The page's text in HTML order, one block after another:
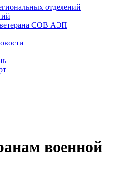
отделений
ветерана CОВ АЭП
военной